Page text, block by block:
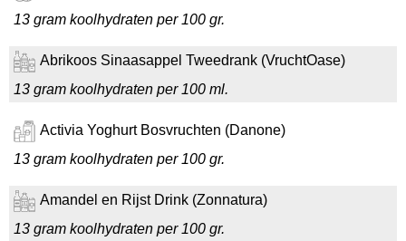
13 gram koolhydraten per 100 gr.
Abrikoos Sinaasappel Tweedrank (VruchtOase)
13 gram koolhydraten per 100 ml.
Activia Yoghurt Bosvruchten (Danone)
13 gram koolhydraten per 100 gr.
Amandel en Rijst Drink (Zonnatura)
13 gram koolhydraten per 100 gr.